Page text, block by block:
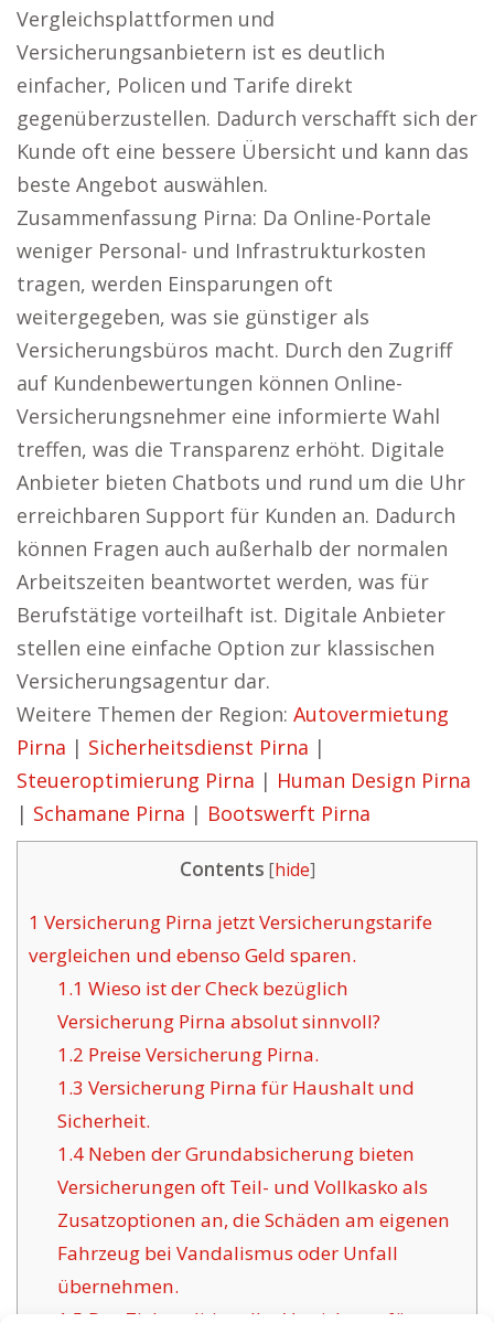
Vergleichsplattformen und
Versicherungsanbietern ist es deutlich
einfacher, Policen und Tarife direkt
gegenüberzustellen. Dadurch verschafft sich der
Kunde oft eine bessere Übersicht und kann das
beste Angebot auswählen.
Zusammenfassung Pirna: Da Online-Portale
weniger Personal- und Infrastrukturkosten
tragen, werden Einsparungen oft
weitergegeben, was sie günstiger als
Versicherungsbüros macht. Durch den Zugriff
auf Kundenbewertungen können Online-
Versicherungsnehmer eine informierte Wahl
treffen, was die Transparenz erhöht. Digitale
Anbieter bieten Chatbots und rund um die Uhr
erreichbaren Support für Kunden an. Dadurch
können Fragen auch außerhalb der normalen
Arbeitszeiten beantwortet werden, was für
Berufstätige vorteilhaft ist. Digitale Anbieter
stellen eine einfache Option zur klassischen
Versicherungsagentur dar.
Weitere Themen der Region: Autovermietung
Pirna | Sicherheitsdienst Pirna |
Steueroptimierung Pirna | Human Design Pirna
| Schamane Pirna | Bootswerft Pirna
Contents [hide]
1 Versicherung Pirna jetzt Versicherungstarife
vergleichen und ebenso Geld sparen.
1.1 Wieso ist der Check bezüglich
Versicherung Pirna absolut sinnvoll?
1.2 Preise Versicherung Pirna.
1.3 Versicherung Pirna für Haushalt und
Sicherheit.
1.4Neben der Grundabsicherung bieten
Versicherungen oft Teil- und Vollkasko als
Zusatzoptionen an, die Schäden am eigenen
Fahrzeug bei Vandalismus oder Unfall
übernehmen.